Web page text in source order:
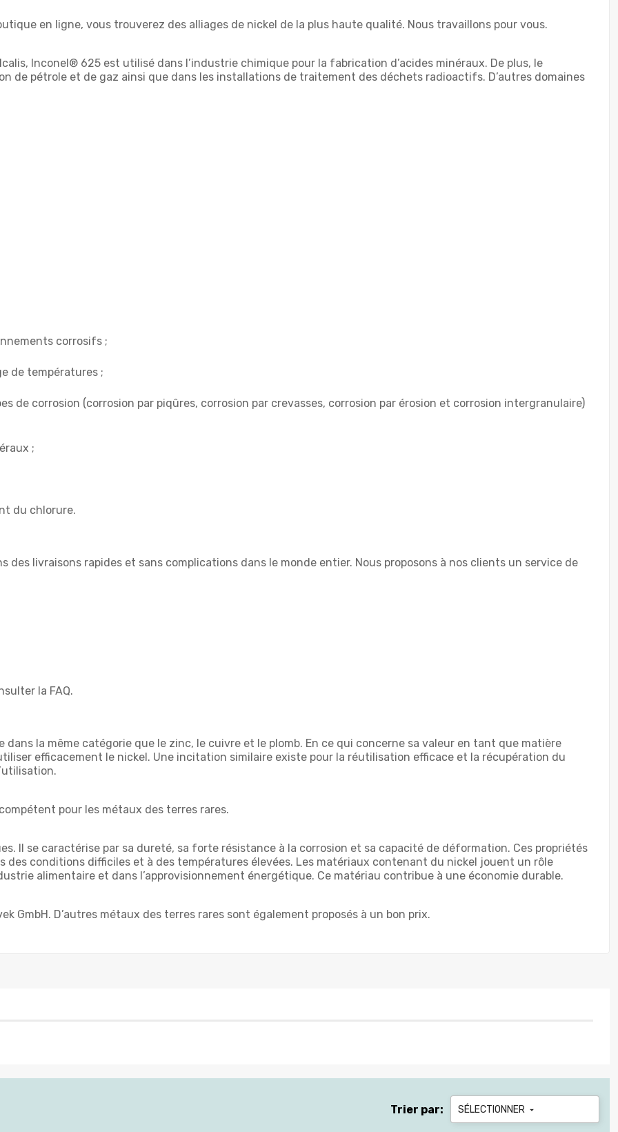
en ligne, vous trouverez des alliages de nickel de la plus haute qualité. Nous travaillons pour vous.
Inconel® 625 est utilisé dans l’industrie chimique pour la fabrication d’acides minéraux. De plus, le
de pétrole et de gaz ainsi que dans les installations de traitement des déchets radioactifs. D’autres domaines
corrosifs ;
de températures ;
de corrosion (corrosion par piqûres, corrosion par crevasses, corrosion par érosion et corrosion intergranulaire)
;
du chlorure.
des livraisons rapides et sans complications dans le monde entier. Nous proposons à nos clients un service de
la FAQ.
la même catégorie que le zinc, le cuivre et le plomb. En ce qui concerne sa valeur en tant que matière
efficacement le nickel. Une incitation similaire existe pour la réutilisation efficace et la récupération du
pour les métaux des terres rares.
Il se caractérise par sa dureté, sa forte résistance à la corrosion et sa capacité de déformation. Ces propriétés
des conditions difficiles et à des températures élevées. Les matériaux contenant du nickel jouent un rôle
alimentaire et dans l’approvisionnement énergétique. Ce matériau contribue à une économie durable.
GmbH. D’autres métaux des terres rares sont également proposés à un bon prix.
Trier par: SÉLECTIONNER 